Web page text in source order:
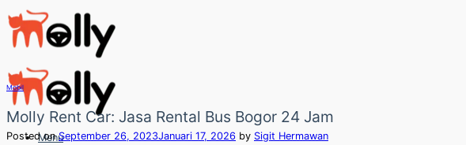
Skip
to
content
Menu
Mobil
Molly Rent Car: Jasa Rental Bus Bogor 24 Jam
Posted onSeptember 26, 2023Januari 17, 2026 by Sigit Hermawan